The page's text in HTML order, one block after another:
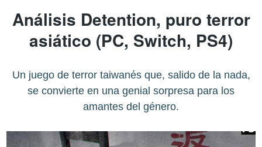
Análisis Detention, puro terror
asiático (PC, Switch, PS4)
Un juego de terror taiwanés que, salido de la nada,
se convierte en una genial sorpresa para los
amantes del género.